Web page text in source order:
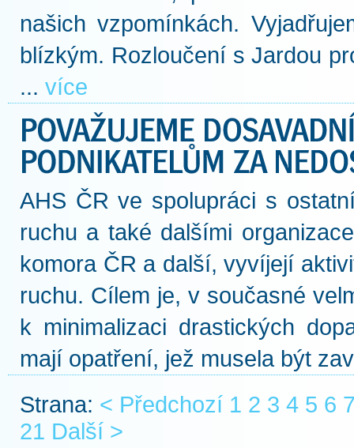
našich vzpomínkách.
blízkým. Rozloučení s Jardou
... více
AHS ČR ve spolupráci s
ruchu a také dalšími
komora ČR a další, vyvíjejí
ruchu. Cílem je, v současné
k minimalizaci drastických
mají opatření, jež musela být
Strana: < Předchozí 1 2 3 4 5 6
21 Další >